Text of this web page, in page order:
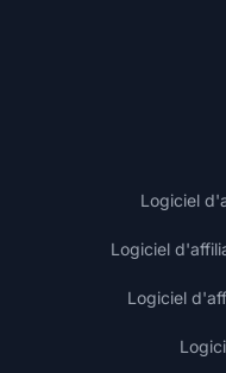
Logiciel
Logiciel
Logiciel